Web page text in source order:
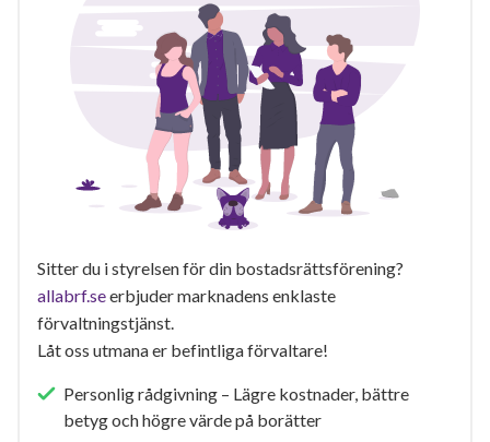
Sitter du i styrelsen för din bostadsrättsförening?
allabrf.seerbjuder marknadens enklaste
förvaltningstjänst.
Låt oss utmana er befintliga förvaltare!
Personlig rådgivning – Lägre kostnader, bättre
betyg och högre värde på borätter